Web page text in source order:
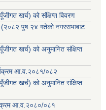
खर्च) को संक्षिप्त विवरण
पुष २४ गतेको नगरसभाबाट
खर्च) को अनुमानित संक्षिप्त
आ.व.२०८१/०८२
खर्च) को अनुमानित संक्षिप्त
आ.व.२०८०/०८१